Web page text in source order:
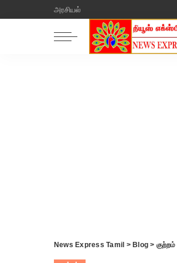
அரசியல்
News Express Tamil > Blog > குற்றம்